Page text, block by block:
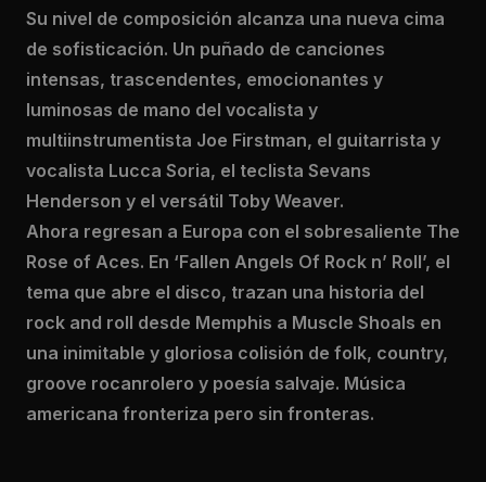
Su nivel de composición alcanza una nueva cima
de sofisticación. Un puñado de canciones
intensas, trascendentes, emocionantes y
luminosas de mano del vocalista y
multiinstrumentista Joe Firstman, el guitarrista y
vocalista Lucca Soria, el teclista Sevans
Henderson y el versátil Toby Weaver.
Ahora regresan a Europa con el sobresaliente The
Rose of Aces. En ‘Fallen Angels Of Rock n’ Roll’, el
tema que abre el disco, trazan una historia del
rock and roll desde Memphis a Muscle Shoals en
una inimitable y gloriosa colisión de folk, country,
groove rocanrolero y poesía salvaje. Música
americana fronteriza pero sin fronteras.